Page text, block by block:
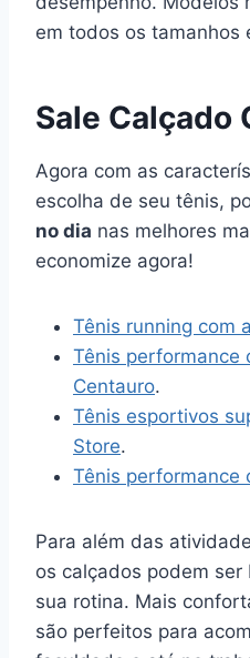
em todos os tamanhos
Sale Calçado
Agora com as
escolha de seu tênis,
no dia nas melhores
economize agora!
Tênis running com
Tênis performance
Centauro.
Tênis esportivos
Store.
Tênis performance
Para além das
os calçados podem
sua rotina. Mais
são perfeitos para